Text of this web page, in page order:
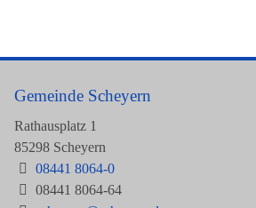
Gemeinde Scheyern
Rathausplatz 1
85298 Scheyern
08441 8064-0
08441 8064-64